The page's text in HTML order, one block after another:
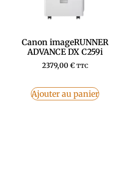
Canon imageRUNNER
ADVANCE DX C259i
2379,00€ TTC
Ajouter au panier